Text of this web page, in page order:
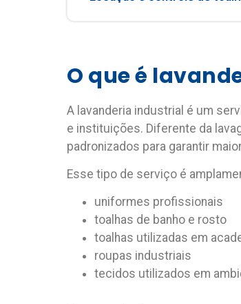
O que é
A lavanderia industrial é um
e instituições. Diferente da
padronizados para garantir
Esse tipo de serviço é
uniformes profissionais
toalhas de banho e rosto
toalhas utilizadas em
roupas industriais
tecidos utilizados em